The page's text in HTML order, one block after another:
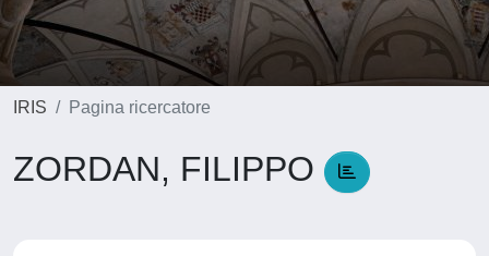
IRIS Pagina ricercatore
ZORDAN, FILIPPO